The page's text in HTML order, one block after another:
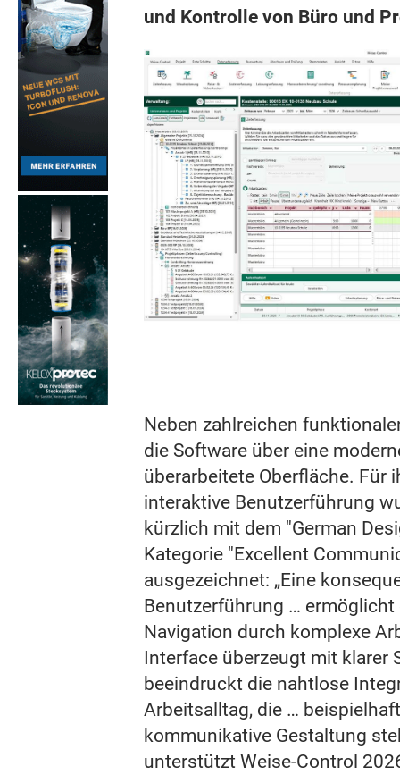
und Kontrolle von Büro und
Neben zahlreichen
die Software über eine
überarbeitete Oberfläche. Für
interaktive Benutzerführung
kürzlich mit dem "German
Kategorie "Excellent
ausgezeichnet: „Eine
Benutzerführung … ermöglicht
Navigation durch komplexe
Interface überzeugt mit klarer
beeindruckt die nahtlose
Arbeitsalltag, die …
kommunikative Gestaltung
unterstützt Weise‑Control